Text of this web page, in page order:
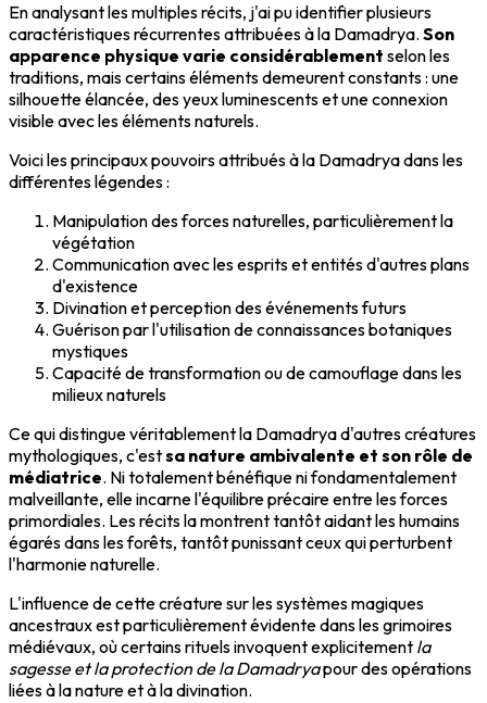
En analysant les multiples récits, j'ai pu identifier plusieurs
caractéristiques récurrentes attribuées à la Damadrya. Son
apparence physique varie considérablement selon les
traditions, mais certains éléments demeurent constants : une
silhouette élancée, des yeux luminescents et une connexion
visible avec les éléments naturels.
Voici les principaux pouvoirs attribués à la Damadrya dans les
différentes légendes :
Manipulation des forces naturelles, particulièrement la
végétation
Communication avec les esprits et entités d'autres plans
d'existence
Divination et perception des événements futurs
Guérison par l'utilisation de connaissances botaniques
mystiques
Capacité de transformation ou de camouflage dans les
milieux naturels
Ce qui distingue véritablement la Damadrya d'autres créatures
mythologiques, c'estsa nature ambivalente et son rôle de
médiatrice. Ni totalement bénéfique ni fondamentalement
malveillante, elle incarne l'équilibre précaire entre les forces
primordiales. Les récits la montrent tantôt aidant les humains
égarés dans les forêts, tantôt punissant ceux qui perturbent
l'harmonie naturelle.
L'influence de cette créature sur les systèmes magiques
ancestraux est particulièrement évidente dans les grimoires
médiévaux, où certains rituels invoquent explicitement la
sagesse et la protection de la Damadryapour des opérations
liées à la nature et à la divination.